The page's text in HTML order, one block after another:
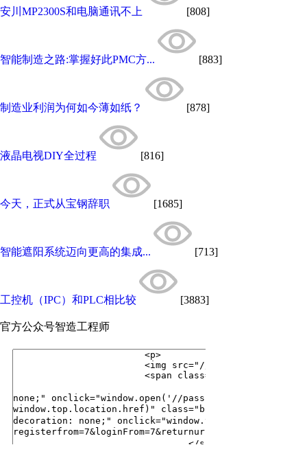
安川MP2300S和电脑通讯不上 [808]
智能制造之路:掌握好此PMC方... [883]
制造业利润为何如今薄如纸？ [878]
液晶电视DIY全过程 [816]
今天，正式从宝钢辞职 [1685]
智能遮阳系统迈向更高的集成... [713]
工控机（IPC）和PLC相比较 [3883]
官方公众号智造工程师